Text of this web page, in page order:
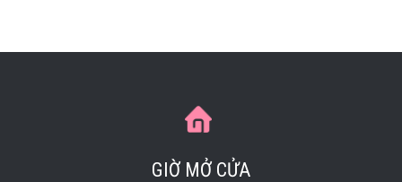
Bánh Dẻo Nhân Đậu Xanh
GIỜ MỞ CỬA